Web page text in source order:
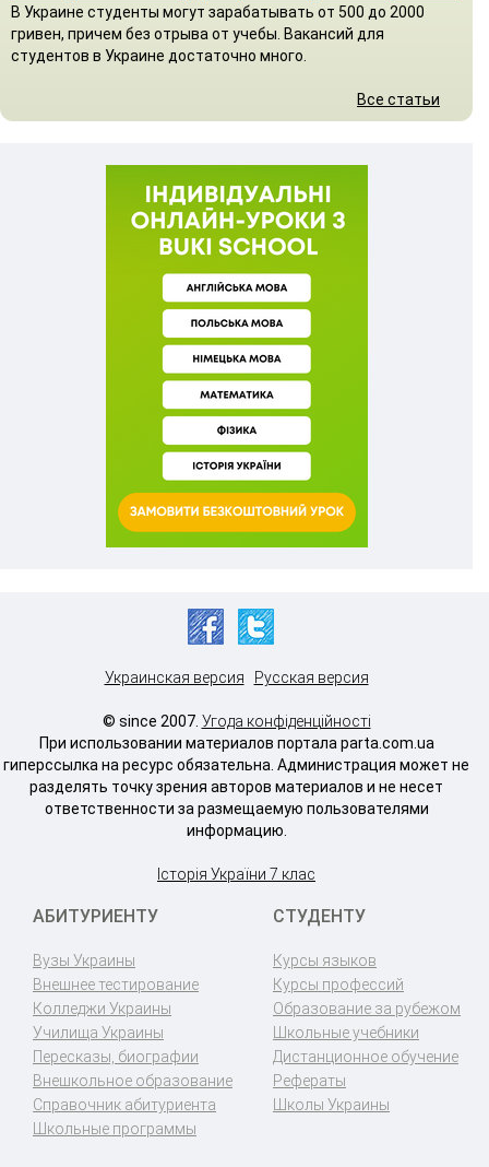
В Украине студенты могут зарабатывать от 500 до 2000
гривен, причем без отрыва от учебы. Вакансий для
студентов в Украине достаточно много.
Все статьи
Украинская версия Русская версия
© since 2007. Угода конфіденційності
При использовании материалов портала parta.com.ua
гиперссылка на ресурс обязательна. Администрация может не
разделять точку зрения авторов материалов и не несет
ответственности за размещаемую пользователями
информацию.
Історія України 7 клас
АБИТУРИЕНТУ
Вузы Украины
Внешнее тестирование
Колледжи Украины
Училища Украины
Пересказы, биографии
Внешкольное образование
Справочник абитуриента
Школьные программы
СТУДЕНТУ
Курсы языков
Курсы профессий
Образование за рубежом
Школьные учебники
Дистанционное обучение
Рефераты
Школы Украины